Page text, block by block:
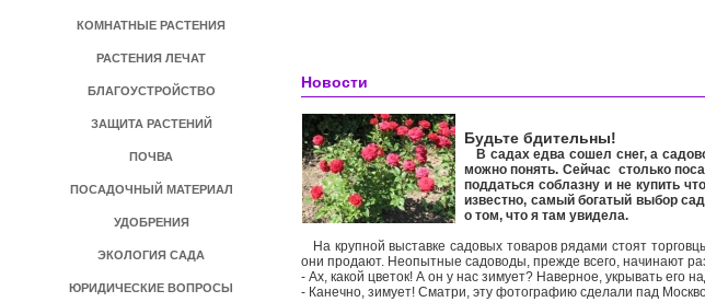
КОМНАТНЫЕ РАСТЕНИЯ
РАСТЕНИЯ ЛЕЧАТ
БЛАГОУСТРОЙСТВО
ЗАЩИТА РАСТЕНИЙ
ПОЧВА
ПОСАДОЧНЫЙ МАТЕРИАЛ
УДОБРЕНИЯ
ЭКОЛОГИЯ САДА
ЮРИДИЧЕСКИЕ ВОПРОСЫ
Новости
Будьте бдительны!
В садах едва сошел снег, а
можно понять. Сейчас столько
поддаться соблазну и не купить
известно, самый богатый выбор
о том, что я там увидела.
На крупной выставке садовых товаров рядами стоят
они продают. Неопытные садоводы, прежде всего, начинают
- Ах, какой цветок! А он у нас зимует? Наверное, укрывать его
- Канечно, зимует! Сматри, эту фотографию сделали пад